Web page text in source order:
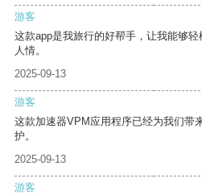
游客
这款app是我旅行的好帮手，让我能够
人情。
2025-09-13
游客
这款加速器VPM应用程序已经为我们带
护。
2025-09-13
游客